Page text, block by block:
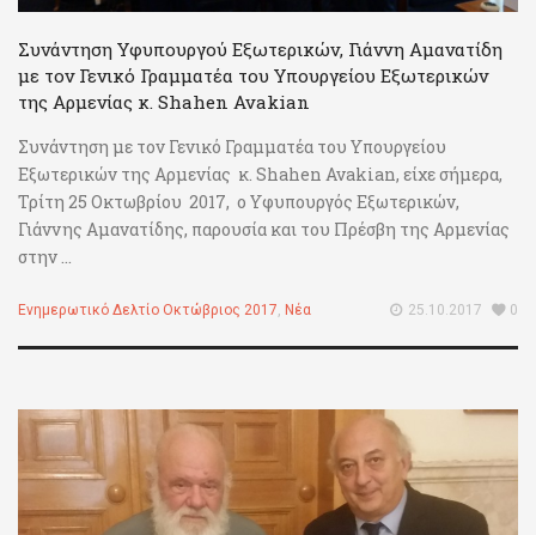
Συνάντηση Υφυπουργού Εξωτερικών, Γιάννη Αμανατίδη
με τον Γενικό Γραμματέα του Υπουργείου Εξωτερικών
της Αρμενίας κ. Shahen Avakian
Συνάντηση με τον Γενικό Γραμματέα του Υπουργείου
Εξωτερικών της Αρμενίας κ. Shahen Avakian, είχε σήμερα,
Τρίτη 25 Οκτωβρίου 2017, ο Υφυπουργός Εξωτερικών,
Γιάννης Αμανατίδης, παρουσία και του Πρέσβη της Αρμενίας
στην ...
Ενημερωτικό Δελτίο Οκτώβριος 2017, Νέα 25.10.2017 0